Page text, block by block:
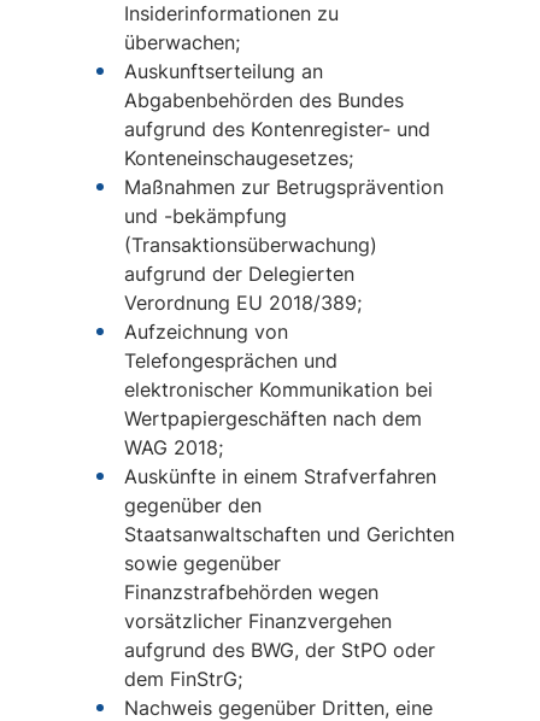
Insiderinformationen zu
überwachen;
Auskunftserteilung an
Abgabenbehörden des Bundes
aufgrund des Kontenregister- und
Konteneinschaugesetzes;
Maßnahmen zur Betrugsprävention
und -bekämpfung
(Transaktionsüberwachung)
aufgrund der Delegierten
Verordnung EU 2018/389;
Aufzeichnung von
Telefongesprächen und
elektronischer Kommunikation bei
Wertpapiergeschäften nach dem
WAG 2018;
Auskünfte in einem Strafverfahren
gegenüber den
Staatsanwaltschaften und Gerichten
sowie gegenüber
Finanzstrafbehörden wegen
vorsätzlicher Finanzvergehen
aufgrund des BWG, der StPO oder
dem FinStrG;
Nachweis gegenüber Dritten, eine